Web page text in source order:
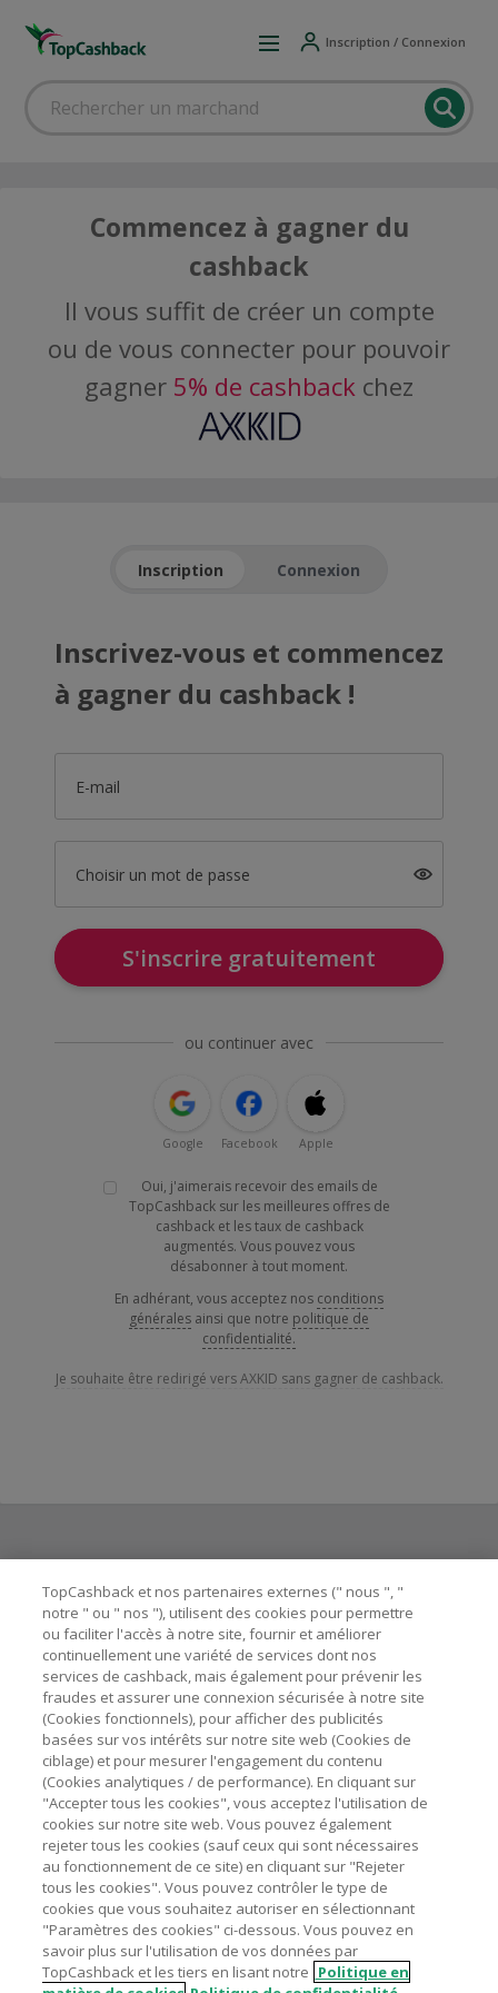
Inscription / Connexion
Commencez à gagner du
cashback
Il vous suffit de créer un compte
ou de vous connecter pour pouvoir
gagner 5% de cashback chez
Inscription Connexion
Inscrivez-vous et commencez
à gagner du cashback !
E-mail
Choisir un mot de passe
S'inscrire gratuitement
ou continuer avec
Google Facebook Apple
Oui, j'aimerais recevoir des emails de
TopCashback sur les meilleures offres de
cashback et les taux de cashback
augmentés. Vous pouvez vous
désabonner à tout moment.
En adhérant, vous acceptez nos conditions
générales ainsi que notre politique de
confidentialité.
Je souhaite être redirigé vers AXKID sans gagner de cashback.
Besoin d'aide ?
Astuces pour économiser
A propos de
Contactez-nous
Mentions légales
Nos sites UK US CN JP DE AU
TopCashback et nos partenaires externes (" nous ", "
notre " ou " nos "), utilisent des cookies pour permettre
ou faciliter l'accès à notre site, fournir et améliorer
continuellement une variété de services dont nos
services de cashback, mais également pour prévenir les
fraudes et assurer une connexion sécurisée à notre site
(Cookies fonctionnels), pour afficher des publicités
basées sur vos intérêts sur notre site web (Cookies de
ciblage) et pour mesurer l'engagement du contenu
(Cookies analytiques / de performance). En cliquant sur
"Accepter tous les cookies", vous acceptez l'utilisation de
cookies sur notre site web. Vous pouvez également
rejeter tous les cookies (sauf ceux qui sont nécessaires
au fonctionnement de ce site) en cliquant sur "Rejeter
tous les cookies". Vous pouvez contrôler le type de
cookies que vous souhaitez autoriser en sélectionnant
"Paramètres des cookies" ci-dessous. Vous pouvez en
savoir plus sur l'utilisation de vos données par
TopCashback et les tiers en lisant notre Politique en